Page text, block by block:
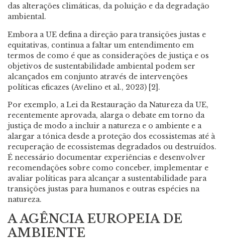
das alterações climáticas, da poluição e da degradação
ambiental.
Embora a UE defina a direção para transições justas e
equitativas, continua a faltar um entendimento em
termos de como é que as considerações de justiça e os
objetivos de sustentabilidade ambiental podem ser
alcançados em conjunto através de intervenções
políticas eficazes (Avelino et al., 2023) [2].
Por exemplo, a Lei da Restauração da Natureza da UE,
recentemente aprovada, alarga o debate em torno da
justiça de modo a incluir a natureza e o ambiente e a
alargar a tónica desde a proteção dos ecossistemas até à
recuperação de ecossistemas degradados ou destruídos.
É necessário documentar experiências e desenvolver
recomendações sobre como conceber, implementar e
avaliar políticas para alcançar a sustentabilidade para
transições justas para humanos e outras espécies na
natureza.
A AGÊNCIA EUROPEIA DE
AMBIENTE